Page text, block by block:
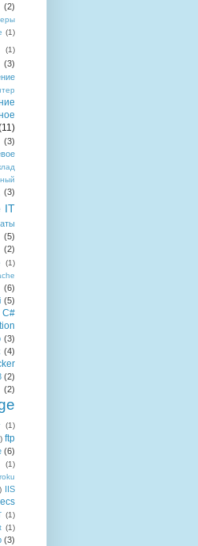
(2)
(1)
(1)
(3)
(3)
(3)
IT
(5)
(2)
(1)
(6)
(5)
C#
(3)
(4)
(2)
(2)
(1)
ftp
(6)
(1)
IIS
(1)
(1)
(3)